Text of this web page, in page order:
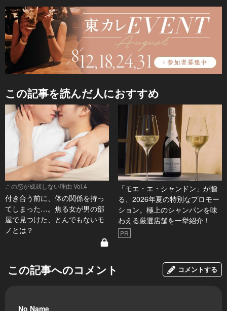
この記事を読んだ人におすすめ
この恋が成就しない理由 Vol.4
付き合う前に、体の関係を持っ
てしまった…。焦る女が男の部
屋で見つけた、とんでもないモ
ノとは？
「モエ・エ・シャンドン」が贈
る、2026年夏の特別なプロモー
ション。極上のシャンパンを味
わえる厳選店舗を一挙紹介！
PR
この記事へのコメント コメントする
No Name